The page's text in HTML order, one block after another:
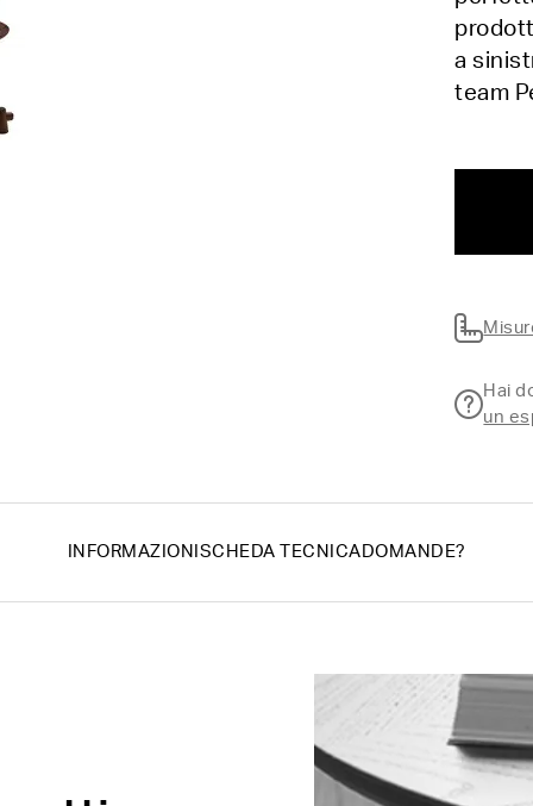
a
team
Hai
un
INFORMAZIONI SCHEDA TECNICA DOMANDE?